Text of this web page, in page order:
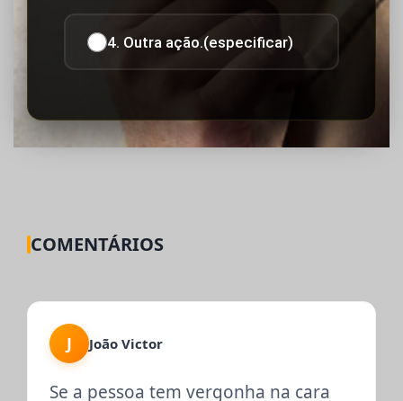
4. Outra ação.(especificar)
COMENTÁRIOS
J João Victor
Se a pessoa tem vergonha na cara